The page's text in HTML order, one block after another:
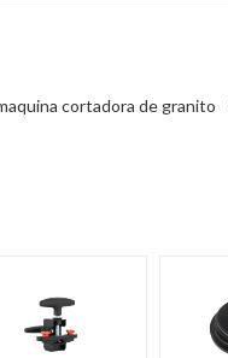
cortadora de granito